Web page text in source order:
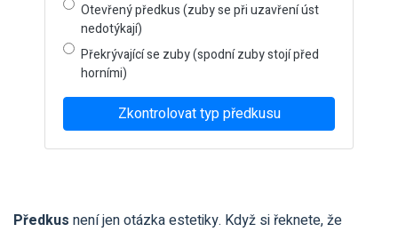
Otevřený předkus (zuby se při uzavření úst
nedotýkají)
Překrývající se zuby (spodní zuby stojí před
horními)
Zkontrolovat typ předkusu
Předkus není jen otázka estetiky. Když si řeknete, že